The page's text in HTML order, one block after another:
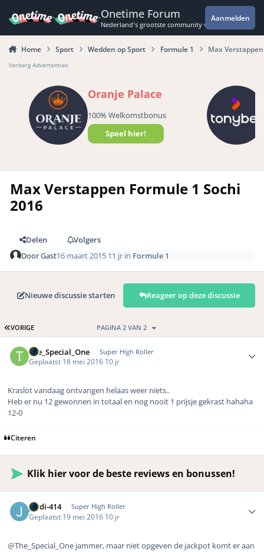
Onetime Forum
Nederland's grootste community voor de
Aanmelden
Home Sport Wedden op Sport Formule 1 Max
Verberg Advertenties
Oranje Palace
100% Welkomstbonus
Speel hier!
Max Verstappen Formule 1 Sochi
2016
Delen
Volgers
DoorGast16 maart 2015 11 jr in Formule 1
Nieuwe discussie starten Reageer op deze discussie
EERSTE PAGINA
VORIGE PAGINA 2 VAN 2
The_Special_One Super High Roller
Geplaatst 18 mei 2016 10 jr
Kraslot vandaag ontvangen helaas weer niets..
Heb er nu 12 gewonnen in totaal en nog nooit 1 prijsje gekrast hahaha
12-0
Citeren
Klik hier voor de beste reviews en bonussen!
jordi-414 Super High Roller
Geplaatst 19 mei 2016 10 jr
@The_Special_One jammer, maar niet opgeven de jackpot komt er aan